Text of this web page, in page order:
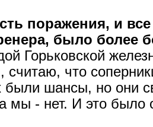
поражения, и
было более
Горьковской
считаю, что
были шансы, но они
мы - нет. И это было